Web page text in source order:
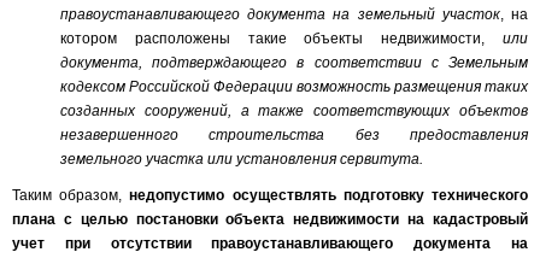
правоустанавливающего документа на земельный участок, на
котором расположены такие объекты недвижимости, или
документа, подтверждающего в соответствии с Земельным
кодексом Российской Федерации возможность размещения таких
созданных сооружений, а также соответствующих объектов
незавершенного строительства без предоставления
земельного участка или установления сервитута.
Таким образом,недопустимо осуществлять подготовку технического
плана с целью постановки объекта недвижимости на кадастровый
учет при отсутствии правоустанавливающего документа на